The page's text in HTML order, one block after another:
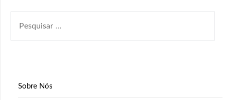
POR:
Sobre Nós